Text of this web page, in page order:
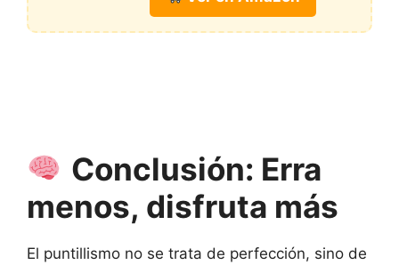
Conclusión: Erra
menos, disfruta más
El puntillismo no se trata de perfección, sino de